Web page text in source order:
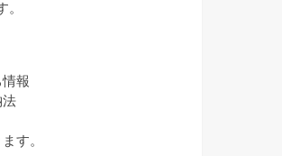
。
情報
法
す。